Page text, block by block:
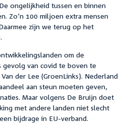
ongelijkheid tussen en binnen
Zo’n 100 miljoen extra mensen
zijn we terug op het
om de
gevolg van covid te boven te
der Lee (GroenLinks). Nederland
aan steun moeten geven,
Maar volgens De Bruijn doet
met andere landen niet slecht
bijdrage in EU-verband.